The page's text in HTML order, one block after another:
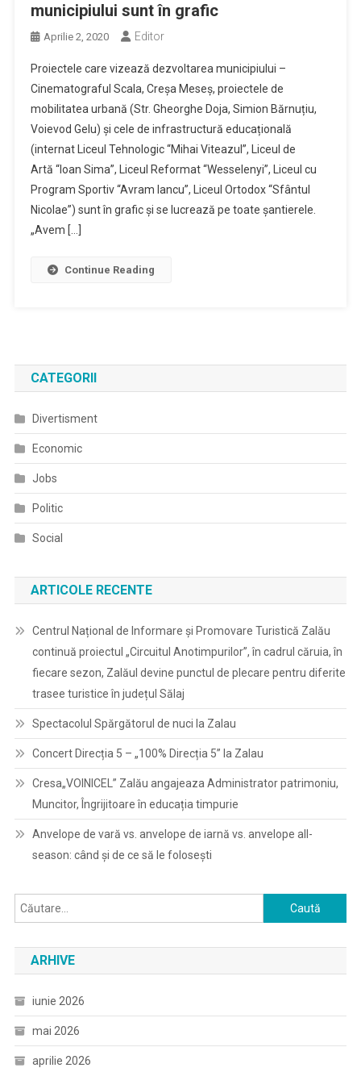
municipiului sunt în grafic
Aprilie 2, 2020 Editor
Proiectele care vizează dezvoltarea municipiului –
Cinematograful Scala, Creșa Meseș, proiectele de
mobilitatea urbană (Str. Gheorghe Doja, Simion Bărnuțiu,
Voievod Gelu) și cele de infrastructură educațională
(internat Liceul Tehnologic “Mihai Viteazul”, Liceul de
Artă “Ioan Sima”, Liceul Reformat “Wesselenyi”, Liceul cu
Program Sportiv “Avram Iancu”, Liceul Ortodox “Sfântul
Nicolae”) sunt în grafic și se lucrează pe toate șantierele.
„Avem […]
Continue Reading
CATEGORII
Divertisment
Economic
Jobs
Politic
Social
ARTICOLE RECENTE
Centrul Național de Informare și Promovare Turistică Zalău
continuă proiectul „Circuitul Anotimpurilor”, în cadrul căruia, în
fiecare sezon, Zalăul devine punctul de plecare pentru diferite
trasee turistice în județul Sălaj
Spectacolul Spărgătorul de nuci la Zalau
Concert Direcția 5 – „100% Direcția 5” la Zalau
Cresa„VOINICEL” Zalău angajeaza Administrator patrimoniu,
Muncitor, Îngrijitoare în educația timpurie
Anvelope de vară vs. anvelope de iarnă vs. anvelope all-
season: când și de ce să le folosești
Caută
după:
ARHIVE
iunie 2026
mai 2026
aprilie 2026